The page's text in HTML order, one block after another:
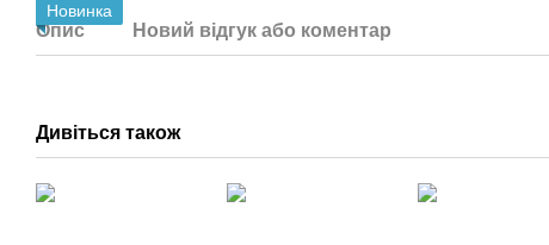
Новинка
Опис Новий відгук або коментар
Дивіться також